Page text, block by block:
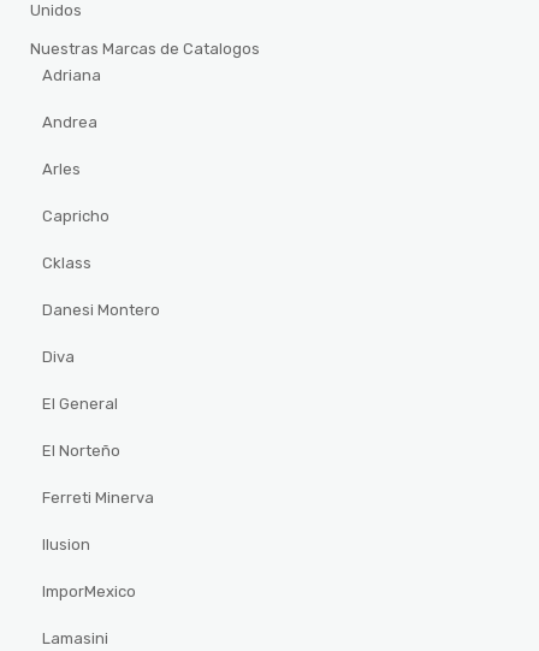
Unidos
Nuestras Marcas de Catalogos
Adriana
Andrea
Arles
Capricho
Cklass
Danesi Montero
Diva
El General
El Norteño
Ferreti Minerva
Ilusion
ImporMexico
Lamasini